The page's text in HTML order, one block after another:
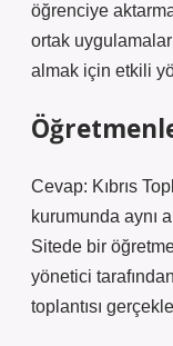
öğrenciye
ortak
almak için etkili
Cevap: Kıbrıs
kurumunda aynı
Sitede bir
yönetici
toplantısı